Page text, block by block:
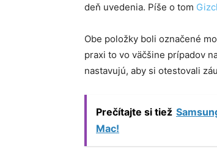
deň uvedenia. Píše o tom
Obe položky boli označené
praxi to vo väčšine prípadov
nastavujú, aby si otestovali
Prečítajte si tiež
Mac!